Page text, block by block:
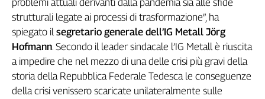
problemi attuali derivanti dalla pandemia sia alle sfide
strutturali legate ai processi di trasformazione”, ha
spiegato ilsegretario generale dell’IG Metall Jörg
Hofmann. Secondo il leader sindacale l’IG Metall è riuscita
a impedire che nel mezzo di una delle crisi più gravi della
storia della Repubblica Federale Tedesca le conseguenze
della crisi venissero scaricate unilateralmente sulle